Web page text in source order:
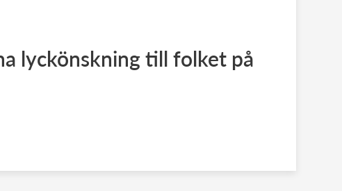
lyckönskning till folket på